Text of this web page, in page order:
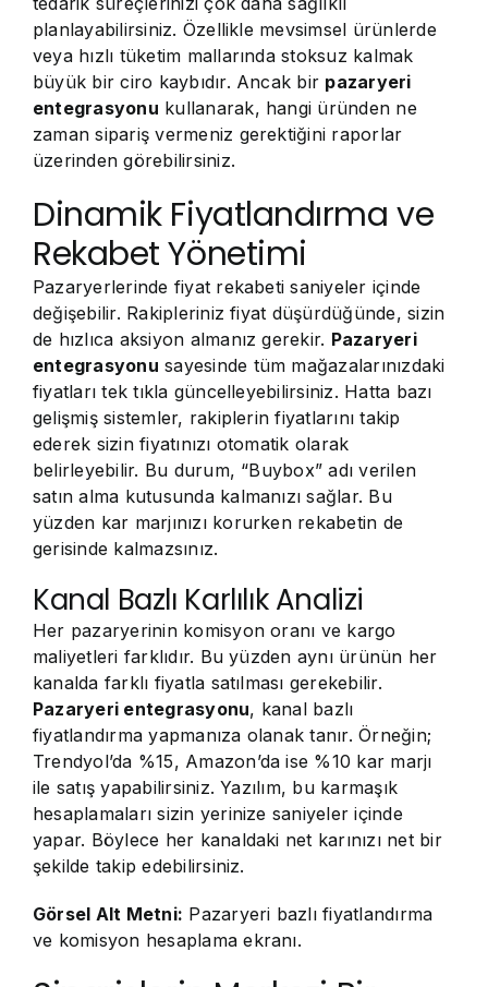
planlayabilirsiniz. Özellikle mevsimsel ürünlerde
veya hızlı tüketim mallarında stoksuz kalmak
büyük bir ciro kaybıdır. Ancak bir pazaryeri
entegrasyonu kullanarak, hangi üründen ne
zaman sipariş vermeniz gerektiğini raporlar
üzerinden görebilirsiniz.
Dinamik Fiyatlandırma ve
Rekabet Yönetimi
Pazaryerlerinde fiyat rekabeti saniyeler içinde
değişebilir. Rakipleriniz fiyat düşürdüğünde, sizin
de hızlıca aksiyon almanız gerekir. Pazaryeri
entegrasyonu sayesinde tüm mağazalarınızdaki
fiyatları tek tıkla güncelleyebilirsiniz. Hatta bazı
gelişmiş sistemler, rakiplerin fiyatlarını takip
ederek sizin fiyatınızı otomatik olarak
belirleyebilir. Bu durum, “Buybox” adı verilen
satın alma kutusunda kalmanızı sağlar. Bu
yüzden kar marjınızı korurken rekabetin de
gerisinde kalmazsınız.
Kanal Bazlı Karlılık Analizi
Her pazaryerinin komisyon oranı ve kargo
maliyetleri farklıdır. Bu yüzden aynı ürünün her
kanalda farklı fiyatla satılması gerekebilir.
Pazaryeri entegrasyonu, kanal bazlı
fiyatlandırma yapmanıza olanak tanır. Örneğin;
Trendyol’da %15, Amazon’da ise %10 kar marjı
ile satış yapabilirsiniz. Yazılım, bu karmaşık
hesaplamaları sizin yerinize saniyeler içinde
yapar. Böylece her kanaldaki net karınızı net bir
şekilde takip edebilirsiniz.
Görsel Alt Metni: Pazaryeri bazlı fiyatlandırma
ve komisyon hesaplama ekranı.